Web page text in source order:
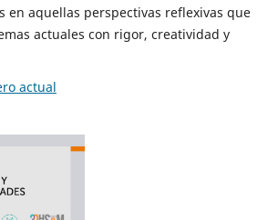
en aquellas perspectivas reflexivas que
actuales con rigor, creatividad y
actual